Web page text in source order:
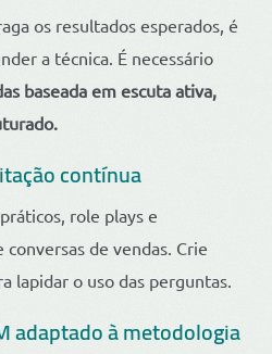
os resultados esperados, é
a técnica. É necessário
baseada em escuta ativa,
contínua
role plays e
de vendas. Crie
lapidar o uso das perguntas.
adaptado à metodologia